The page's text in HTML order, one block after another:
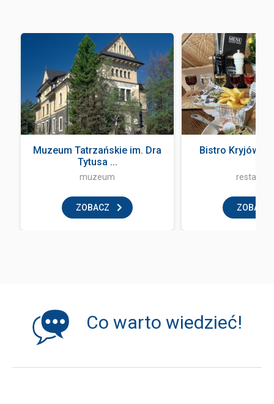
Muzeum Tatrzańskie im. Dra
Tytusa ...
muzeum
ZOBACZ
Bistro Kryjówka
ZOBACZ
Co warto wiedzieć!